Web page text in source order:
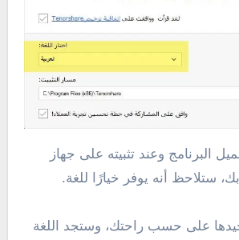
البرنامج وعند تثبيته على جهاز
ستلاحظ أنه يوفر خيارًا للغة.
على حسب راحتك، وستجد اللغة